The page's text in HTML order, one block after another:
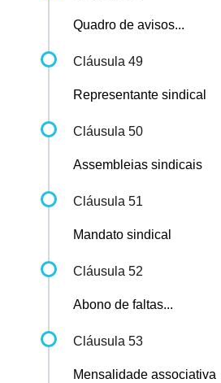
Quadro de avisos...
Cláusula 49
Representante sindical
Cláusula 50
Assembleias sindicais
Cláusula 51
Mandato sindical
Cláusula 52
Abono de faltas...
Cláusula 53
Mensalidade associativa